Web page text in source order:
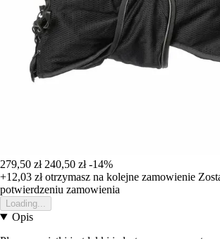
279,50 zł 240,50 zł -14%
+12,03 złotrzymasz na kolejne zamowienie
potwierdzeniu zamowienia
Loading...
Opis